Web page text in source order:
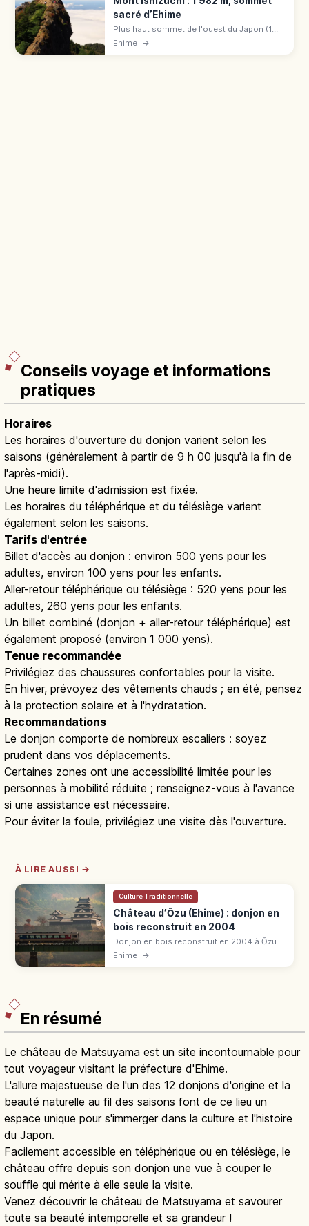
sacré d’Ehime
Plus haut sommet de l'ouest du Japon (1
982 m), montagne sacrée d'Ehime :
Ehime →
Conseils voyage et informations
pratiques
Horaires
Les horaires d'ouverture du donjon varient selon les
saisons (généralement à partir de 9 h 00 jusqu'à la fin de
l'après-midi).
Une heure limite d'admission est fixée.
Les horaires du téléphérique et du télésiège varient
également selon les saisons.
Tarifs d'entrée
Billet d'accès au donjon : environ 500 yens pour les
adultes, environ 100 yens pour les enfants.
Aller-retour téléphérique ou télésiège : 520 yens pour les
adultes, 260 yens pour les enfants.
Un billet combiné (donjon + aller-retour téléphérique) est
également proposé (environ 1 000 yens).
Tenue recommandée
Privilégiez des chaussures confortables pour la visite.
En hiver, prévoyez des vêtements chauds ; en été, pensez
à la protection solaire et à l'hydratation.
Recommandations
Le donjon comporte de nombreux escaliers : soyez
prudent dans vos déplacements.
Certaines zones ont une accessibilité limitée pour les
personnes à mobilité réduite ; renseignez-vous à l'avance
si une assistance est nécessaire.
Pour éviter la foule, privilégiez une visite dès l'ouverture.
À LIRE AUSSI →
Culture Traditionnelle
Château d’Ōzu (Ehime) : donjon en
bois reconstruit en 2004
Donjon en bois reconstruit en 2004 à Ōzu
(Ehime), « petit Kyoto d'Iyo » : techniques
Ehime →
En résumé
Le château de Matsuyama est un site incontournable pour
tout voyageur visitant la préfecture d'Ehime.
L'allure majestueuse de l'un des 12 donjons d'origine et la
beauté naturelle au fil des saisons font de ce lieu un
espace unique pour s'immerger dans la culture et l'histoire
du Japon.
Facilement accessible en téléphérique ou en télésiège, le
château offre depuis son donjon une vue à couper le
souffle qui mérite à elle seule la visite.
Venez découvrir le château de Matsuyama et savourer
toute sa beauté intemporelle et sa grandeur !